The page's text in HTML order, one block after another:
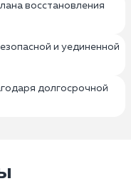
восстановления
и уединенной
долгосрочной